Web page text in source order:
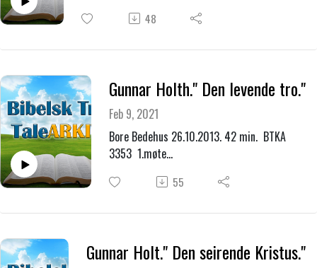
tro.
48
Gunnar Holth." Den levende tro."
Feb 9, 2021
Bore Bedehus 26.10.2013. 42 min. BTKA
3353 1.møte
Dyrebare løfter-dyrebar tro
55
Gunnar Holt." Den seirende Kristus."